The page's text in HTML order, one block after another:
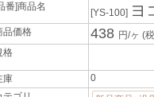
番]商品名
[YS-100] ヨ
品価格 438 円/ヶ (
格
庫
0